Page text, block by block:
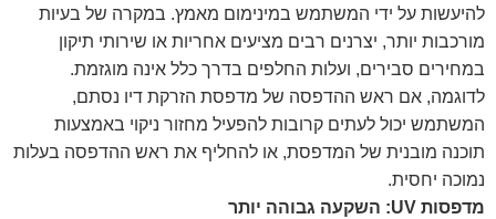
להיעשות על ידי המשתמש במינימום מאמץ. במקרה של בעיות
מורכבות יותר, יצרנים רבים מציעים אחריות או שירותי תיקון
במחירים סבירים, ועלות החלפים בדרך כלל אינה מוגזמת.
לדוגמה, אם ראש ההדפסה של מדפסת הזרקת דיו נסתם,
המשתמש יכול לעתים קרובות להפעיל מחזור ניקוי באמצעות
תוכנה מובנית של המדפסת, או להחליף את ראש ההדפסה בעלות
נמוכה יחסית.
מדפסות UV: השקעה גבוהה יותר